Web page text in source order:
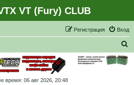
VT (Fury) CLUB
Вход
Регистрация
время: 06 авг 2026, 20:48